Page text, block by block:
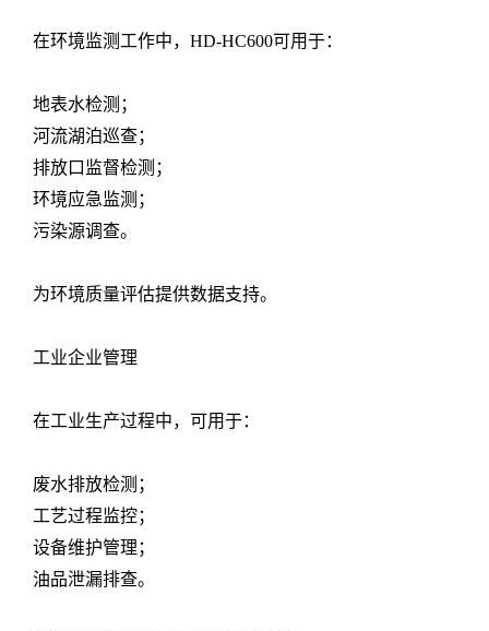
在环境监测工作中，HD-HC600可用于：
地表水检测；
河流湖泊巡查；
排放口监督检测；
环境应急监测；
污染源调查。
为环境质量评估提供数据支持。
工业企业管理
在工业生产过程中，可用于：
废水排放检测；
工艺过程监控；
设备维护管理；
油品泄漏排查。